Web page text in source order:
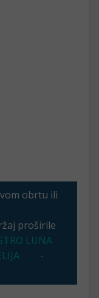
obrtu ili
proširile
LUNA
-